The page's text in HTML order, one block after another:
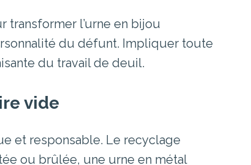
transformer l’urne en bijou
du défunt. Impliquer toute
du travail de deuil.
vide
et responsable. Le recyclage
ou brûlée, une urne en métal